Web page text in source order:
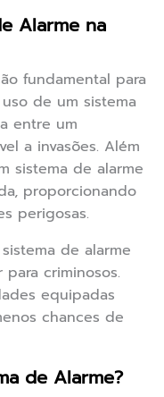
Alarme na
fundamental para
de um sistema
entre um
a invasões. Além
sistema de alarme
proporcionando
perigosas.
de alarme
criminosos.
equipadas
chances de
de Alarme?